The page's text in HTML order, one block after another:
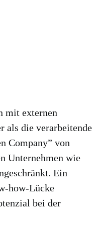
mit externen
als die verarbeitende
Company” von
Unternehmen wie
Ein
how-Lücke
bei der